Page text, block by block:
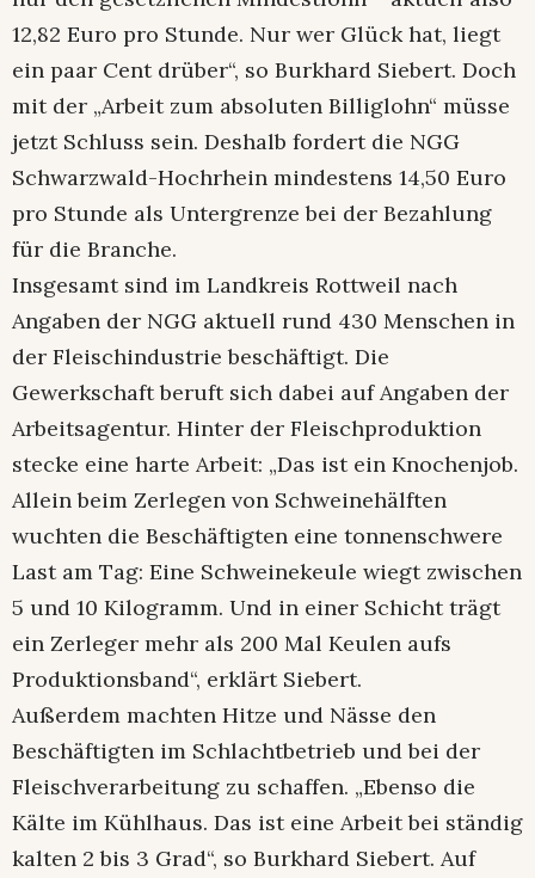
12,82 Euro pro Stunde. Nur wer Glück hat, liegt
ein paar Cent drüber“, so Burkhard Siebert. Doch
mit der „Arbeit zum absoluten Billiglohn“ müsse
jetzt Schluss sein. Deshalb fordert die NGG
Schwarzwald-Hochrhein mindestens 14,50 Euro
pro Stunde als Untergrenze bei der Bezahlung
für die Branche.
Insgesamt sind im Landkreis Rottweil nach
Angaben der NGG aktuell rund 430 Menschen in
der Fleischindustrie beschäftigt. Die
Gewerkschaft beruft sich dabei auf Angaben der
Arbeitsagentur. Hinter der Fleischproduktion
stecke eine harte Arbeit: „Das ist ein Knochenjob.
Allein beim Zerlegen von Schweinehälften
wuchten die Beschäftigten eine tonnenschwere
Last am Tag: Eine Schweinekeule wiegt zwischen
5 und 10 Kilogramm. Und in einer Schicht trägt
ein Zerleger mehr als 200 Mal Keulen aufs
Produktionsband“, erklärt Siebert.
Außerdem machten Hitze und Nässe den
Beschäftigten im Schlachtbetrieb und bei der
Fleischverarbeitung zu schaffen. „Ebenso die
Kälte im Kühlhaus. Das ist eine Arbeit bei ständig
kalten 2 bis 3 Grad“, so Burkhard Siebert. Auf